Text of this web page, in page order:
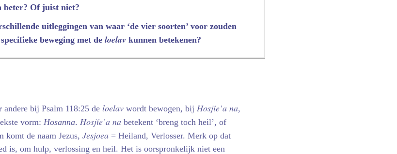
beter? Of juist niet?
uitleggingen van waar ‘de vier soorten’ voor zouden
beweging met de loelav kunnen betekenen?
bij Psalm 118:25 de loelav wordt bewogen, bij Hosjíe’a na,
vorm: Hosanna. Hosjíe’a na betekent ‘breng toch heil’, of
komt de naam Jezus, Jesjoea = Heiland, Verlosser. Merk op dat
is, om hulp, verlossing en heil. Het is oorspronkelijk niet een